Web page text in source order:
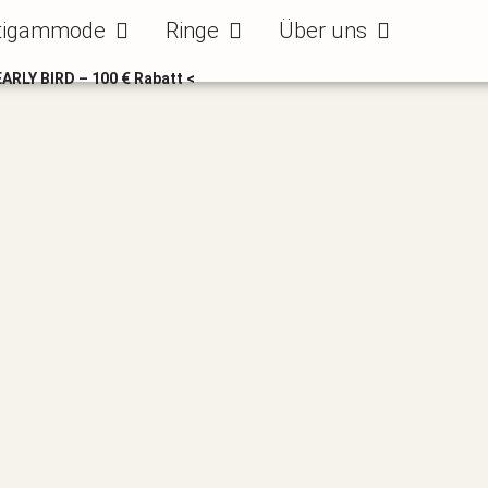
Öffne Bräutigammode
Ringe Öffne RingeÜber uns Öffne Über uns
BIRD – 100 € Rabatt <